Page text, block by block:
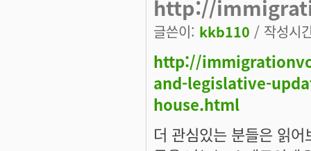
http://
글쓴이: kkb110 / 작성시
http://
and-legislative-
house.html
더 관심있는 분들은 읽